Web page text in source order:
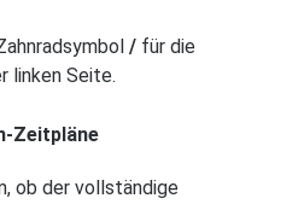
/ für die
linken Seite.
Zeitpläne
ob der vollständige